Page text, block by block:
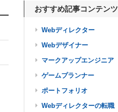
おすすめ記事コンテンツ
Webディレクター
Webデザイナー
マークアップエンジニア
ゲームプランナー
ポートフォリオ
Webディレクターの転職